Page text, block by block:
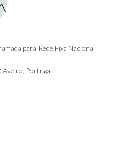
para Rede Fixa Nacional
Aveiro, Portugal